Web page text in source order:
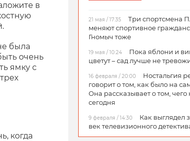
в
была
очень
ямку с
когда
21 мая / 17:35
Три спортсмена
меняют спортивное
Гномыч тоже
19 мая / 10:24
Пока яблони и
цветут – сад лучше не
16 февраля / 20:00
Ностальгия
говорит о том, как было на
Она рассказывает о том, чего
сегодня
9 февраля / 14:30
Как выглядел
век телевизионного